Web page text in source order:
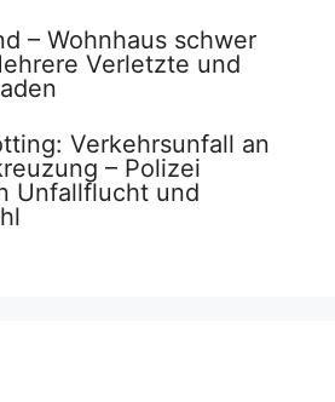
– Wohnhaus schwer
Verletzte und
Verkehrsunfall an
– Polizei
Unfallflucht und